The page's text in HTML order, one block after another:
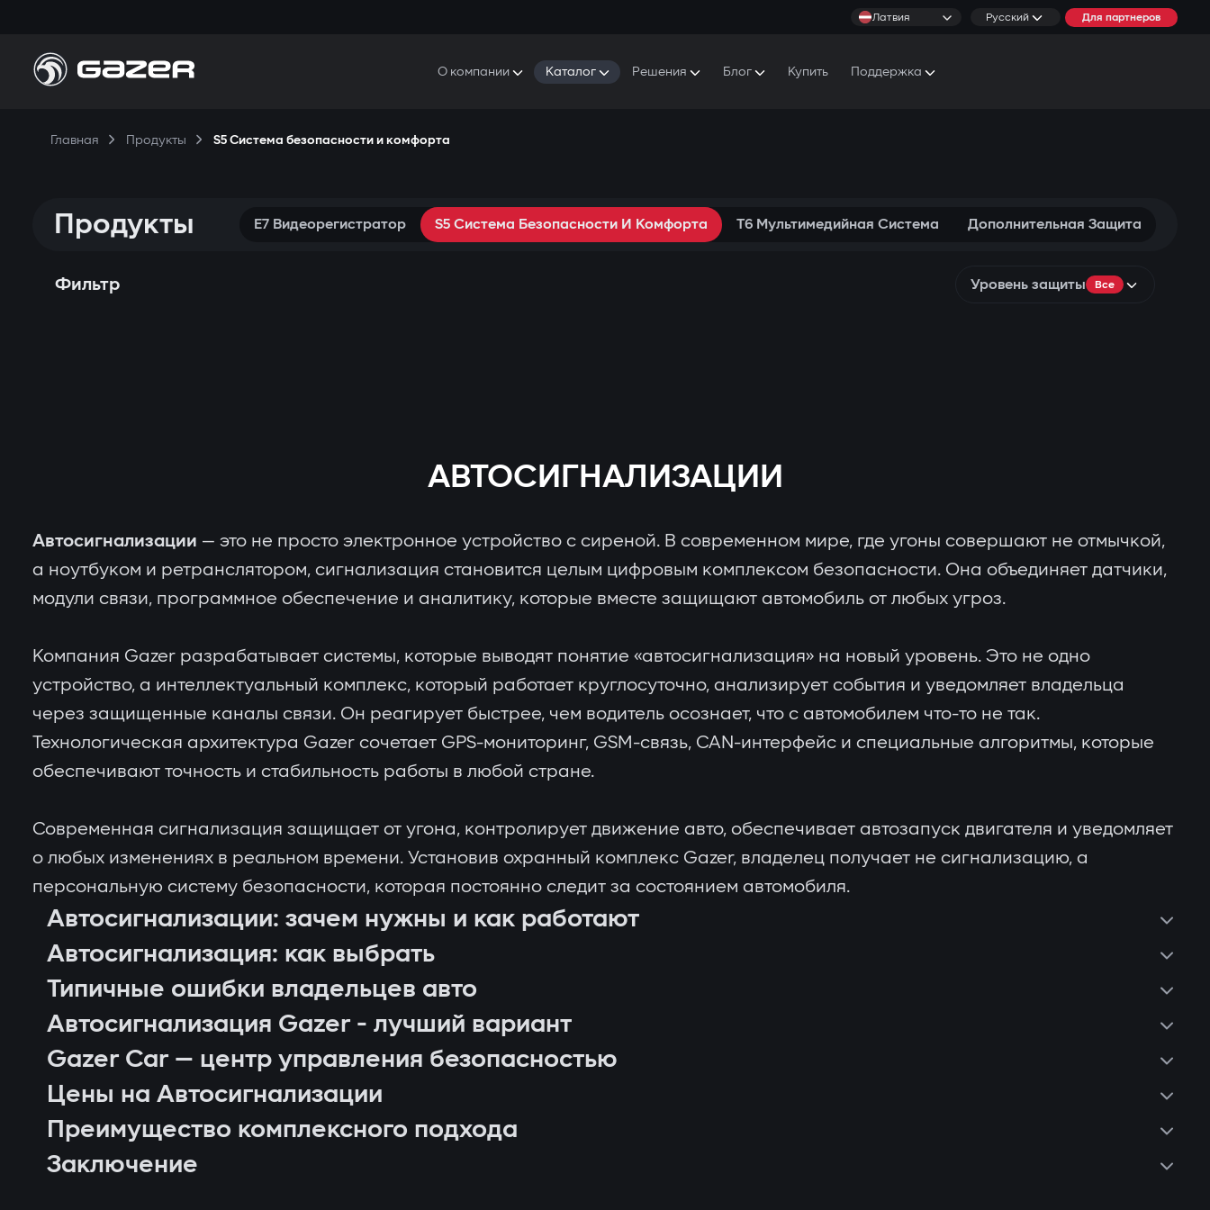
Латвия Русский Для партнеров
О компании
Контакты
Каталог Решения Блог Купить Поддержка
Главная Продукты S5 Система безопасности и комфорта
Продукты E7 Видеорегистратор S5 Система Безопасности И Комфорта T6 Мультимедийная Система Дополнительная Защита
Фильтр Уровень защиты Все
АВТОСИГНАЛИЗАЦИИ
Автосигнализации — это не просто электронное устройство с сиреной. В современном мире, где угоны совершают не отмычкой,
а ноутбуком и ретранслятором, сигнализация становится целым цифровым комплексом безопасности. Она объединяет датчики,
модули связи, программное обеспечение и аналитику, которые вместе защищают автомобиль от любых угроз.
Компания Gazer разрабатывает системы, которые выводят понятие «автосигнализация» на новый уровень. Это не одно
устройство, а интеллектуальный комплекс, который работает круглосуточно, анализирует события и уведомляет владельца
через защищенные каналы связи. Он реагирует быстрее, чем водитель осознает, что с автомобилем что-то не так.
Технологическая архитектура Gazer сочетает GPS-мониторинг, GSM-связь, CAN-интерфейс и специальные алгоритмы, которые
обеспечивают точность и стабильность работы в любой стране.
Современная сигнализация защищает от угона, контролирует движение авто, обеспечивает автозапуск двигателя и уведомляет
о любых изменениях в реальном времени. Установив охранный комплекс Gazer, владелец получает не сигнализацию, а
персональную систему безопасности, которая постоянно следит за состоянием автомобиля.
Автосигнализации: зачем нужны и как работают
контроль местоположения автомобиля через GPS;
Автосигнализация: как выбрать
Типичные ошибки владельцев авто
Автосигнализация Gazer - лучший вариант
Gazer Car — центр управления безопасностью
Цены на Автосигнализации
Преимущество комплексного подхода
Заключение